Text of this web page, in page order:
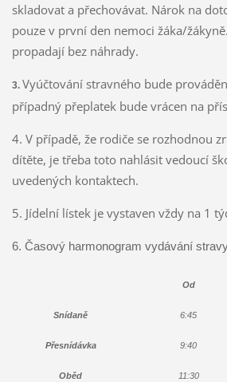
skladovat a přechovávat. Nárok na
pouze v první den nemoci žáka/
propadají bez náhrady.
3.Vyúčtování stravného bude
případný přeplatek bude vrácen na
4. V případě, že rodiče se rozhodnou
dítěte, je třeba toto nahlásit vedoucí
uvedených kontaktech.
5. Jídelní lístek je vystaven vždy na 1
6. Časový harmonogram vydávání
Od
Snídaně 6:45
Přesnídávka 9:40
Oběd 11:30